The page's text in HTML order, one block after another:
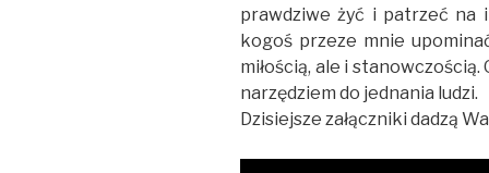
prawdziwe żyć i patrzeć na
kogoś przeze mnie
miłością, ale i stanowczością.
narzędziem do jednania ludzi.
Dzisiejsze załączniki dadzą